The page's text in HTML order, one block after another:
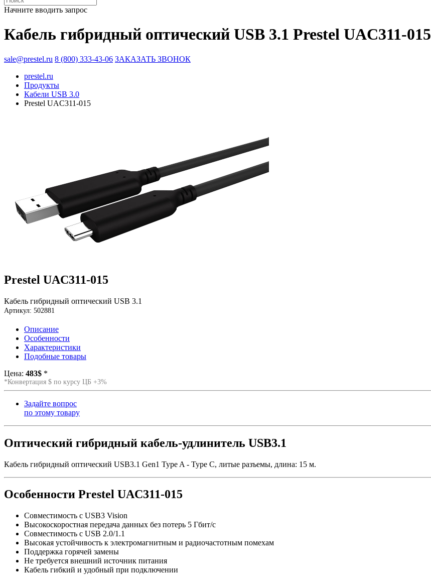
Начните вводить запрос
Кабель гибридный оптический USB 3.1 Prestel UAC311-015
sale@prestel.ru 8 (800) 333-43-06 ЗАКАЗАТЬ ЗВОНОК
prestel.ru
Продукты
Кабели USB 3.0
Prestel UAC311-015
Prestel UAC311-015
Кабель гибридный оптический USB 3.1
Артикул: 502881
Описание
Особенности
Характеристики
Подобные товары
Цена: 483$ *
*Конвертация $ по курсу ЦБ +3%
Задайте вопрос
по этому товару
Оптический гибридный кабель-удлинитель USB3.1
Кабель гибридный оптический USB3.1 Gen1 Type A - Type C, литые разъемы, длина: 15 м.
Особенности Prestel UAC311-015
Совместимость с USB3 Vision
Высокоскоростная передача данных без потерь 5 Гбит/с
Совместимость с USB 2.0/1.1
Высокая устойчивость к электромагнитным и радиочастотным помехам
Поддержка горячей замены
Не требуется внешний источник питания
Кабель гибкий и удобный при подключении